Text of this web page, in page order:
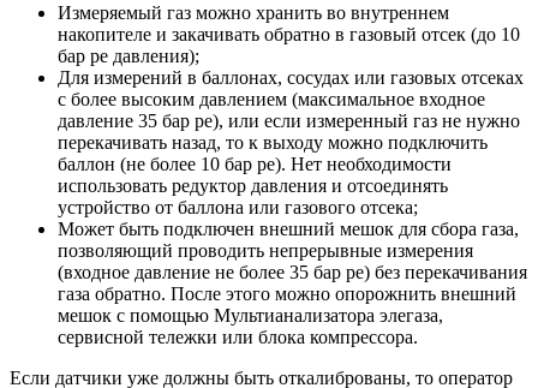
Измеряемый газ можно хранить во внутреннем
накопителе и закачивать обратно в газовый отсек (до 10
бар pe давления);
Для измерений в баллонах, сосудах или газовых отсеках
с более высоким давлением (максимальное входное
давление 35 бар pe), или если измеренный газ не нужно
перекачивать назад, то к выходу можно подключить
баллон (не более 10 бар pe). Нет необходимости
использовать редуктор давления и отсоединять
устройство от баллона или газового отсека;
Может быть подключен внешний мешок для сбора газа,
позволяющий проводить непрерывные измерения
(входное давление не более 35 бар pe) без перекачивания
газа обратно. После этого можно опорожнить внешний
мешок с помощью Мультианализатора элегаза,
сервисной тележки или блока компрессора.
Если датчики уже должны быть откалиброваны, то оператор